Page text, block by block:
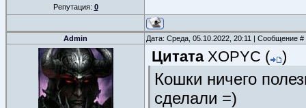
Репутация: 0
Admin Дата: Среда, 05.10.2022, 20:11 | Сообщение #
Цитата XOPYC ( )
Кошки ничего
сделали =)